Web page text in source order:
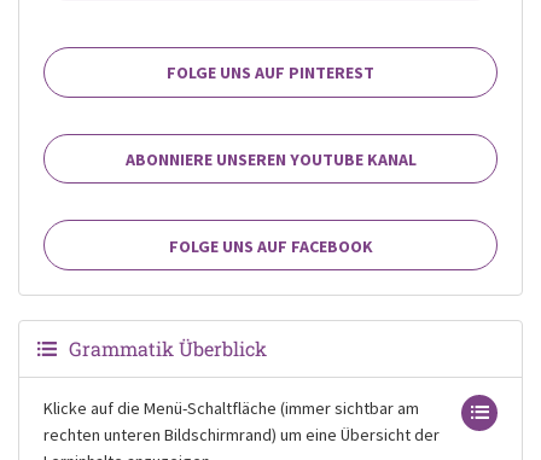
FOLGE UNS AUF PINTEREST
ABONNIERE UNSEREN YOUTUBE KANAL
FOLGE UNS AUF FACEBOOK
Grammatik Überblick
Klicke auf die Menü-Schaltfläche (immer sichtbar am
rechten unteren Bildschirmrand) um eine Übersicht der